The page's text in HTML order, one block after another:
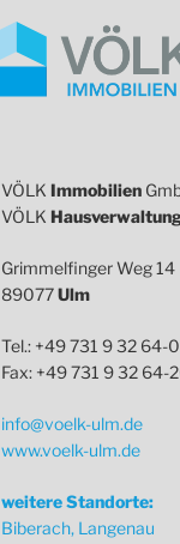
VÖLK Immobilien
VÖLK
Grimmelfinger Weg 14
89077Ulm
Tel.: +49 731 9 32 64-0
Fax: +49 731 9 32 64-
info@voelk-ulm.de
www.voelk-ulm.de
weitere Standorte:
Biberach, Langenau